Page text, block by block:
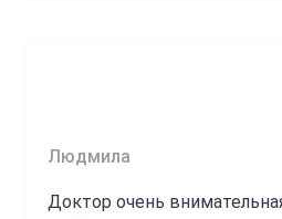
Людмила
Доктор очень